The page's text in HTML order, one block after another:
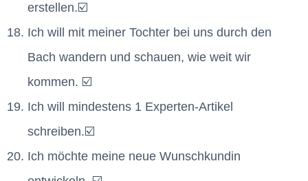
erstellen.☑️
Ich will mit meiner Tochter bei uns durch den
Bach wandern und schauen, wie weit wir
kommen. ☑️
Ich will mindestens 1 Experten-Artikel
schreiben.☑️
Ich möchte meine neue Wunschkundin